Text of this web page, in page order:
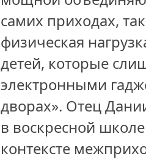
самих приходах,
физическая
детей, которые
электронными
дворах». Отец
в воскресной
контексте